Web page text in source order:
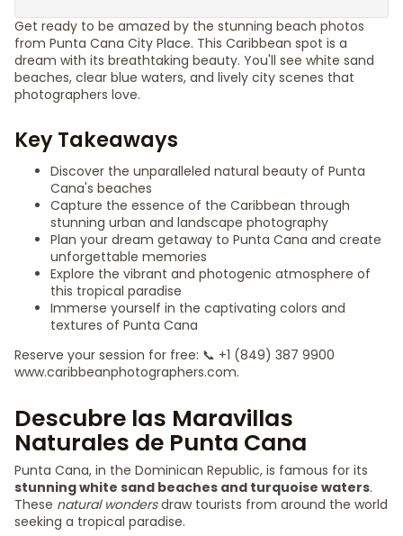
Get ready to be amazed by the stunning beach photos
from Punta Cana City Place. This Caribbean spot is a
dream with its breathtaking beauty. You'll see white sand
beaches, clear blue waters, and lively city scenes that
photographers love.
Key Takeaways
Discover the unparalleled natural beauty of Punta
Cana's beaches
Capture the essence of the Caribbean through
stunning urban and landscape photography
Plan your dream getaway to Punta Cana and create
unforgettable memories
Explore the vibrant and photogenic atmosphere of
this tropical paradise
Immerse yourself in the captivating colors and
textures of Punta Cana
Reserve your session for free: 📞 +1 (849) 387 9900
www.caribbeanphotographers.com.
Descubre las Maravillas
Naturales de Punta Cana
Punta Cana, in the Dominican Republic, is famous for its
stunning white sand beaches and turquoise waters.
These natural wondersdraw tourists from around the world
seeking a tropical paradise.